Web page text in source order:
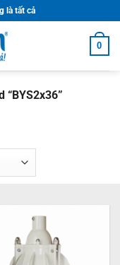
là tất cả
0
“BYS2x36”